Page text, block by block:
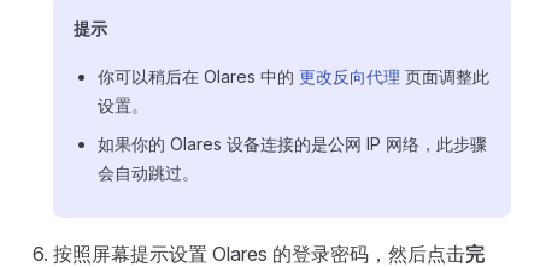
提示
你可以稍后在 Olares 中的 更改反向代理 页面调整此
设置。
如果你的 Olares 设备连接的是公网 IP 网络，此步骤
会自动跳过。
按照屏幕提示设置 Olares 的登录密码，然后点击完